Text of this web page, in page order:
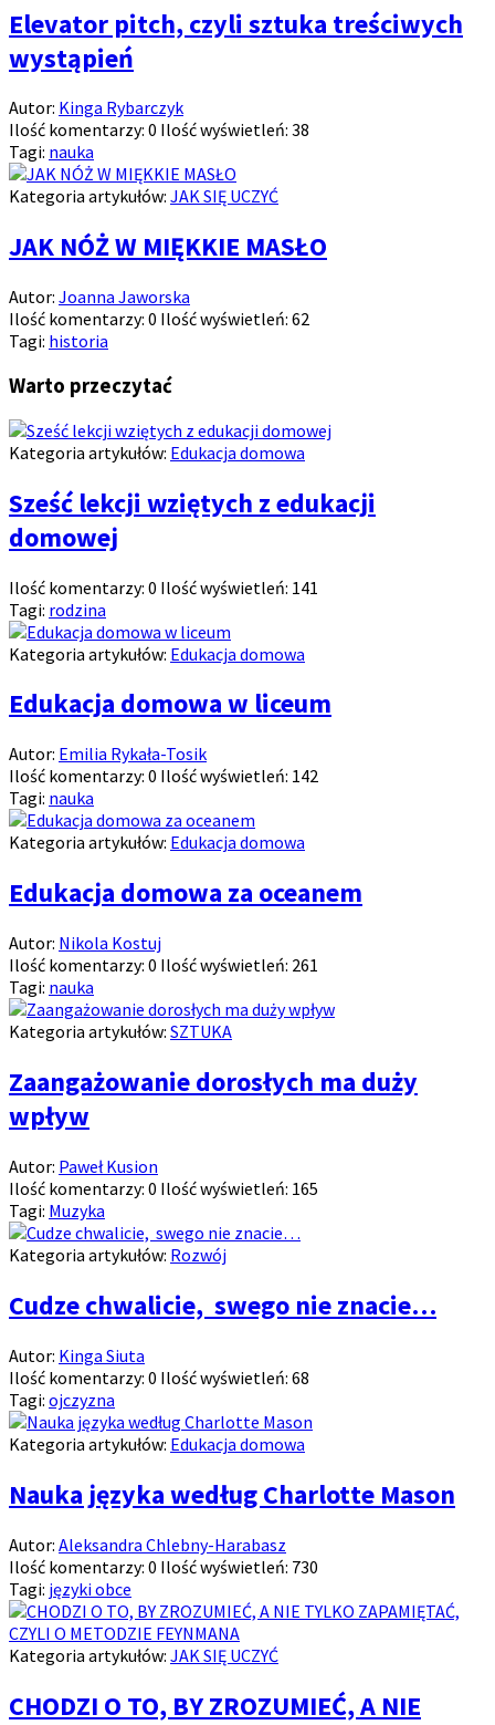
Elevator pitch, czyli sztuka treściwych
wystąpień
Autor: Kinga Rybarczyk
Ilość komentarzy: 0 Ilość wyświetleń: 38
Tagi: nauka
Kategoria artykułów: JAK SIĘ UCZYĆ
JAK NÓŻ W MIĘKKIE MASŁO
Autor: Joanna Jaworska
Ilość komentarzy: 0 Ilość wyświetleń: 62
Tagi: historia
Warto przeczytać
Kategoria artykułów: Edukacja domowa
Sześć lekcji wziętych z edukacji
domowej
Ilość komentarzy: 0 Ilość wyświetleń: 141
Tagi: rodzina
Kategoria artykułów: Edukacja domowa
Edukacja domowa w liceum
Autor: Emilia Rykała-Tosik
Ilość komentarzy: 0 Ilość wyświetleń: 142
Tagi: nauka
Kategoria artykułów: Edukacja domowa
Edukacja domowa za oceanem
Autor: Nikola Kostuj
Ilość komentarzy: 0 Ilość wyświetleń: 261
Tagi: nauka
Kategoria artykułów: SZTUKA
Zaangażowanie dorosłych ma duży
wpływ
Autor: Paweł Kusion
Ilość komentarzy: 0 Ilość wyświetleń: 165
Tagi: Muzyka
Kategoria artykułów: Rozwój
Cudze chwalicie, swego nie znacie…
Autor: Kinga Siuta
Ilość komentarzy: 0 Ilość wyświetleń: 68
Tagi: ojczyzna
Kategoria artykułów: Edukacja domowa
Nauka języka według Charlotte Mason
Autor: Aleksandra Chlebny-Harabasz
Ilość komentarzy: 0 Ilość wyświetleń: 730
Tagi: języki obce
Kategoria artykułów: JAK SIĘ UCZYĆ
CHODZI O TO, BY ZROZUMIEĆ, A NIE